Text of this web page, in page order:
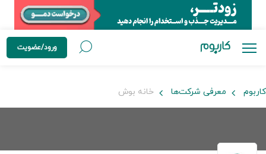
ورود/عضویت
کاربوم معرفی شرکت‌ها خانه بوش